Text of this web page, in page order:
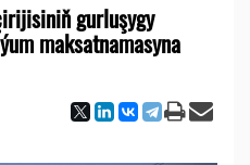
gurluşygy
maksatnamasyna